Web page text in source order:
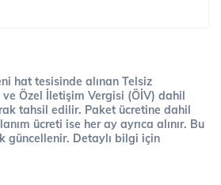
hat tesisinde alınan Telsiz
Özel İletişim Vergisi (ÖİV) dahil
tahsil edilir. Paket ücretine dahil
ücreti ise her ay ayrıca alınır. Bu
güncellenir. Detaylı bilgi için